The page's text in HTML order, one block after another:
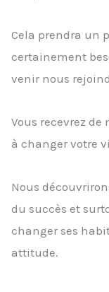
Cela prendra un
certainement
venir nous
Vous recevrez
à changer votre
Nous
du succès et
changer ses
attitude.